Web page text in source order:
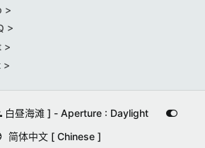
>
>
>
>
白昼海滩 ] - Aperture : Daylight
简体中文 [ Chinese ]